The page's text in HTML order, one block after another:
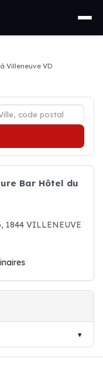
Villeneuve VD
Bar Hôtel du
1844 VILLENEUVE